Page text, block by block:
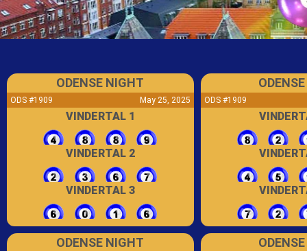
ODENSE NIGHT
ODS #1909 May 25, 2025
VINDERTAL 1
VINDERTAL 2
VINDERTAL 3
ODS #1909
ODENSE NIGHT